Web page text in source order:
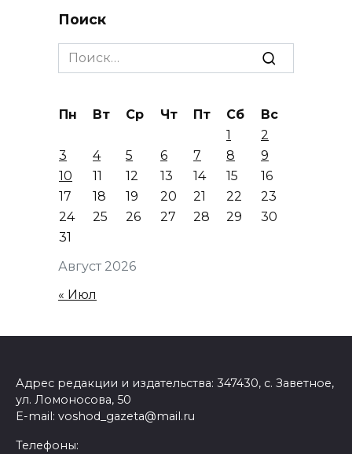
Поиск
Search
for:
Август 2026
Пн Вт Ср Чт Пт Сб
Вс
1
2
3
4 5 6 7 8
9
10
11 12 13 14 15
16
17
18 19 20 21 22
23
24
25 26 27 28 29
30
31
« Июл
Адрес редакции и издательства: 347430, с. Заветное,
ул. Ломоносова, 50
E-mail: voshod_gazeta@mail.ru
Телефоны: